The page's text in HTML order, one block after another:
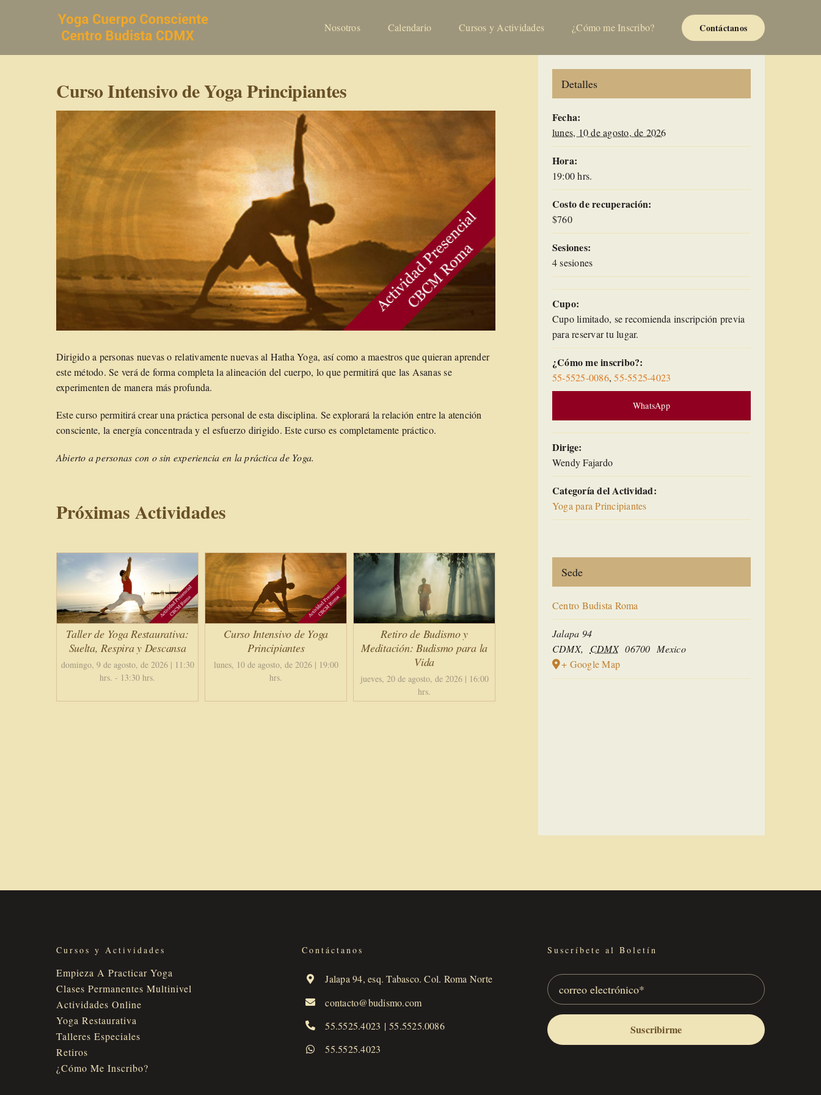
Nosotros Calendario Cursos y Actividades ¿Cómo me Inscribo? Contáctanos
Curso Intensivo de Yoga Principiantes
Dirigido a personas nuevas o relativamente nuevas al Hatha Yoga, así como a maestros que quieran aprender
este método. Se verá de forma completa la alineación del cuerpo, lo que permitirá que las Asanas se
experimenten de manera más profunda.
Este curso permitirá crear una práctica personal de esta disciplina. Se explorará la relación entre la atención
consciente, la energía concentrada y el esfuerzo dirigido. Este curso es completamente práctico.
Abierto a personas con o sin experiencia en la práctica de Yoga.
Próximas Actividades
Taller de Yoga Restaurativa:
Suelta, Respira y Descansa
domingo, 9 de agosto, de 2026 | 11:30
hrs. - 13:30 hrs.
Curso Intensivo de Yoga
Principiantes
lunes, 10 de agosto, de 2026 | 19:00
hrs.
Retiro de Budismo y
Meditación: Budismo para la
Vida
jueves, 20 de agosto, de 2026 | 16:00
hrs.
Detalles
Fecha:
lunes, 10 de agosto, de 2026
Hora:
19:00 hrs.
Costo de recuperación:
$760
Sesiones:
4 sesiones
Cupo:
Cupo limitado, se recomienda inscripción previa
para reservar tu lugar.
¿Cómo me inscribo?:
55-5525-0086,55-5525-4023
WhatsApp
Dirige:
Wendy Fajardo
Categoría del Actividad:
Yoga para Principiantes
Sede
Centro Budista Roma
Jalapa 94
CDMX, CDMX 06700 Mexico
+ Google Map
Cursos y Actividades
Empieza A Practicar Yoga
Clases Permanentes Multinivel
Actividades Online
Yoga Restaurativa
Talleres Especiales
Retiros
¿Cómo Me Inscribo?
Contáctanos
Jalapa 94, esq. Tabasco. Col. Roma Norte
contacto@budismo.com
55.5525.4023 |55.5525.0086
55.5525.4023
Suscríbete al Boletín
Suscribirme